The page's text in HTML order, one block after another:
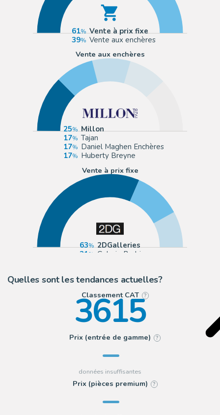
61
Vente à prix fixe
39
Vente aux enchères
Vente aux enchères
25
Millon
17
Tajan
17
Daniel Maghen Enchères
17
Huberty Breyne
Vente à prix fixe
63
2DGalleries
21
Galerie Barbier
Quelles sont les tendances actuelles?
Classement CAT ?
3615
Prix (entrée de gamme) ?
Prix (pièces premium) ?